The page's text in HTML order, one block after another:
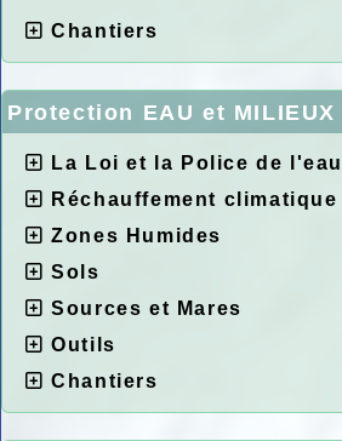
Chantiers
Protection EAU et MILIEUX
La Loi et la Police de l'eau
Réchauffement climatique
Zones Humides
Sols
Sources et Mares
Outils
Chantiers